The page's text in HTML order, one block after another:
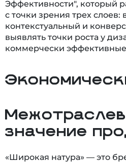
Эффективности", который
с точки зрения трех слоев:
контекстуальный и
выявлять точки роста у
коммерчески
значение
«Широкая натура» — это